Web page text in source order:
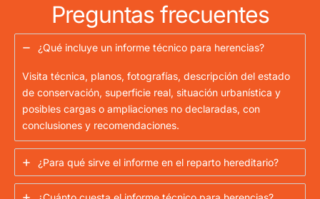
Preguntas frecuentes
¿Qué incluye un informe técnico para herencias?
Visita técnica, planos, fotografías, descripción del estado
de conservación, superficie real, situación urbanística y
posibles cargas o ampliaciones no declaradas, con
conclusiones y recomendaciones.
¿Para qué sirve el informe en el reparto hereditario?